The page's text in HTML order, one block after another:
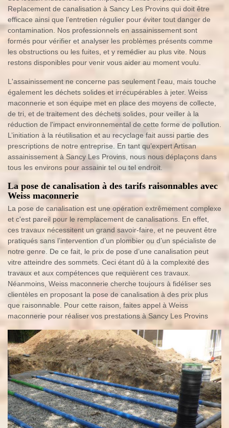
Replacement de canalisation à Sancy Les Provins qui doit être
efficace ainsi que l’entretien régulier pour éviter tout danger de
contamination. Nos professionnels en assainissement sont
formés pour vérifier et analyser les problèmes présents comme
les obstructions ou les fuites, et y remédier au plus vite. Nous
restons disponibles pour venir vous aider au moment voulu.
L'assainissement ne concerne pas seulement l'eau, mais touche
également les déchets solides et irrécupérables à jeter. Weiss
maconnerie et son équipe met en place des moyens de collecte,
de tri, et de traitement des déchets solides, pour veiller à la
réduction de l'impact environnemental de cette forme de pollution.
L’initiation à la réutilisation et au recyclage fait aussi partie des
prescriptions de notre entreprise. En tant qu’expert Artisan
assainissement à Sancy Les Provins, nous nous déplaçons dans
tous les environs pour assainir tel ou tel endroit.
La pose de canalisation à des tarifs raisonnables avec
Weiss maconnerie
La pose de canalisation est une opération extrêmement complexe
et c'est pareil pour le remplacement de canalisations. En effet,
ces travaux nécessitent un grand savoir-faire, et ne peuvent être
pratiqués sans l’intervention d’un plombier ou d’un spécialiste de
notre genre. De ce fait, le prix de pose d’une canalisation peut
vitre atteindre des sommets. Ceci étant dû à la complexité des
travaux et aux compétences que requièrent ces travaux.
Néanmoins, Weiss maconnerie cherche toujours à fidéliser ses
clientèles en proposant la pose de canalisation à des prix plus
que raisonnable. Pour cette raison, faites appel à Weiss
maconnerie pour réaliser vos prestations à Sancy Les Provins